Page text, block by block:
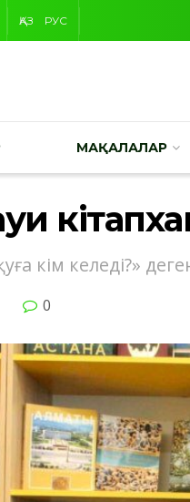
ҚАЗ РУС
МАҚАЛАЛАР
кім келеді?»
0